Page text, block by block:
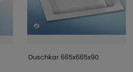
Duschkar 665x665x90